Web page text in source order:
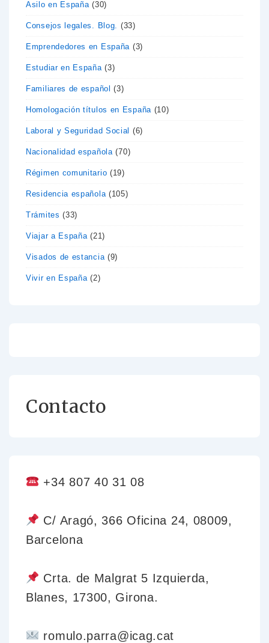
Asilo en España (30)
Consejos legales. Blog. (33)
Emprendedores en España (3)
Estudiar en España (3)
Familiares de español (3)
Homologación títulos en España (10)
Laboral y Seguridad Social (6)
Nacionalidad española (70)
Régimen comunitario (19)
Residencia española (105)
Trámites (33)
Viajar a España (21)
Visados de estancia (9)
Vivir en España (2)
Contacto
+34 807 40 31 08
C/ Aragó, 366 Oficina 24, 08009,
Barcelona
Crta. de Malgrat 5 Izquierda,
Blanes, 17300, Girona.
romulo.parra@icag.cat